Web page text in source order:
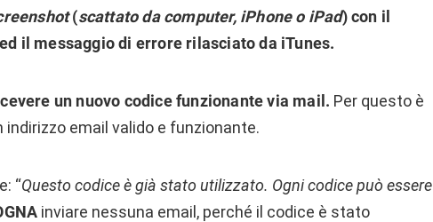
(scattato da computer, iPhone o iPad) con il
il messaggio di errore rilasciato da iTunes.
un nuovo codice funzionante via mail. Per questo è
email valido e funzionante.
“Questo codice è già stato utilizzato. Ogni codice può essere
inviare nessuna email, perché il codice è stato